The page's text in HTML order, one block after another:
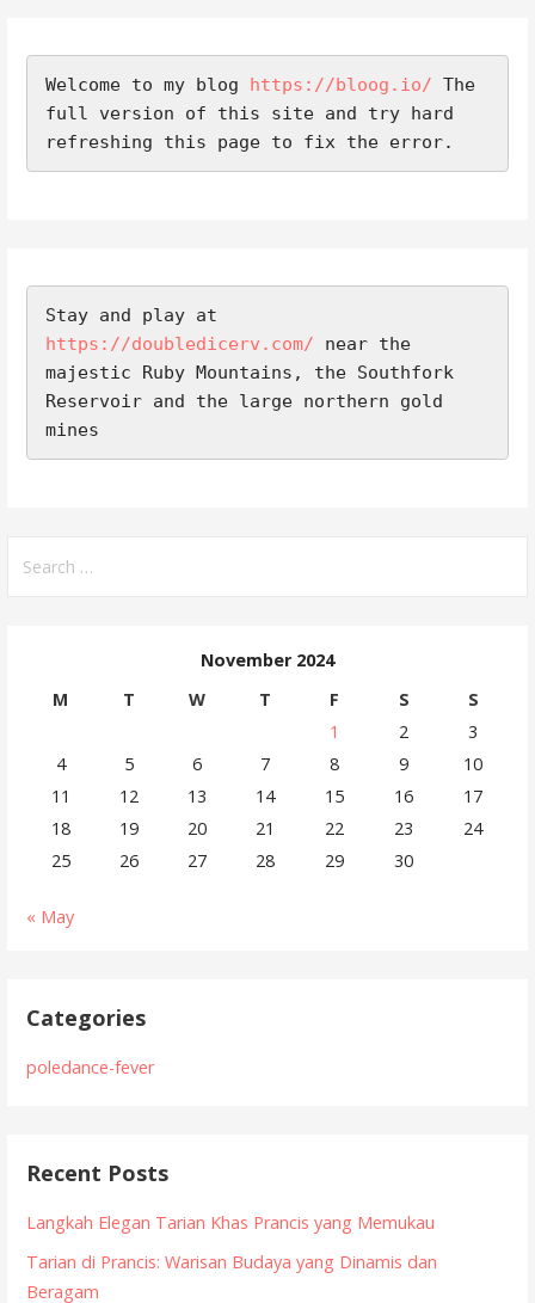
Welcome to my blog https://bloog.io/ The
full version of this site and try hard
refreshing this page to fix the error.
https://doubledicerv.com/ near the
majestic Ruby Mountains, the Southfork
Reservoir and the large northern gold
mines
for:
November 2024
M
T W T F S
S
1
2
3
4
5 6 7 8 9
10
11
12 13 14 15 16
17
18
19 20 21 22 23
24
25
26 27 28 29 30
« May
Categories
poledance-fever
Recent Posts
Langkah Elegan Tarian Khas Prancis yang Memukau
Tarian di Prancis: Warisan Budaya yang Dinamis dan
Beragam